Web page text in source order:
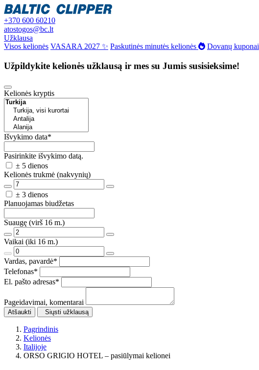
+370 600 60210
atostogos@bc.lt
Užklausa
Visos kelionės VASARA 2027 ✨ Paskutinės minutės kelionės Dovanų kuponai
Užpildykite kelionės užklausą ir mes su Jumis susisieksime!
Kelionės kryptis
Išvykimo data*
Pasirinkite išvykimo datą.
± 5 dienos
Kelionės trukmė (nakvynių)
± 3 dienos
Planuojamas biudžetas
Suaugę (virš 16 m.)
Vaikai (iki 16 m.)
Vardas, pavardė*
Telefonas*
El. pašto adresas*
Pageidavimai, komentarai
Atšaukti Siųsti užklausą
Pagrindinis
Kelionės
Italijoje
ORSO GRIGIO HOTEL – pasiūlymai kelionei